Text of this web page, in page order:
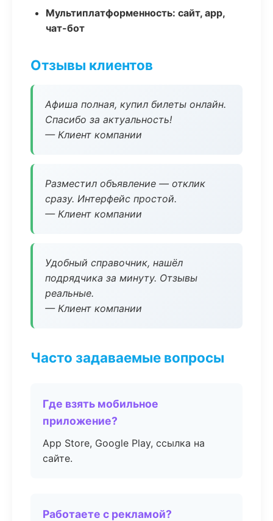
Мультиплатформенность: сайт, app,
чат-бот
Отзывы клиентов
Афиша полная, купил билеты онлайн.
Спасибо за актуальность!
— Клиент компании
Разместил объявление — отклик
сразу. Интерфейс простой.
— Клиент компании
Удобный справочник, нашёл
подрядчика за минуту. Отзывы
реальные.
— Клиент компании
Часто задаваемые вопросы
Где взять мобильное
приложение?
App Store, Google Play, ссылка на
сайте.
Работаете с рекламой?